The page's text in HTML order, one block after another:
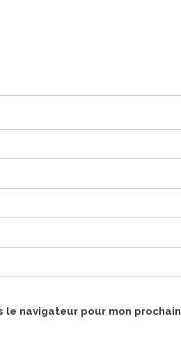
le navigateur pour mon prochain